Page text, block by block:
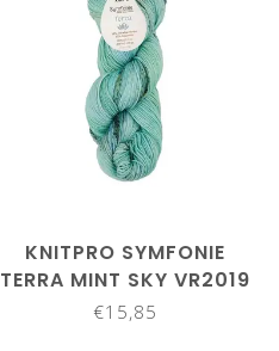
KNITPRO SYMFONIE
TERRA MINT SKY VR2019
€15,85